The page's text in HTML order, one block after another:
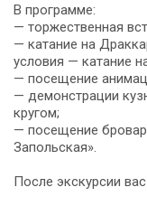
В программе:
— торжественная
— катание на
условия — катание
— посещение
— демонстрации
кругом;
— посещение
Запольская».
После экскурсии